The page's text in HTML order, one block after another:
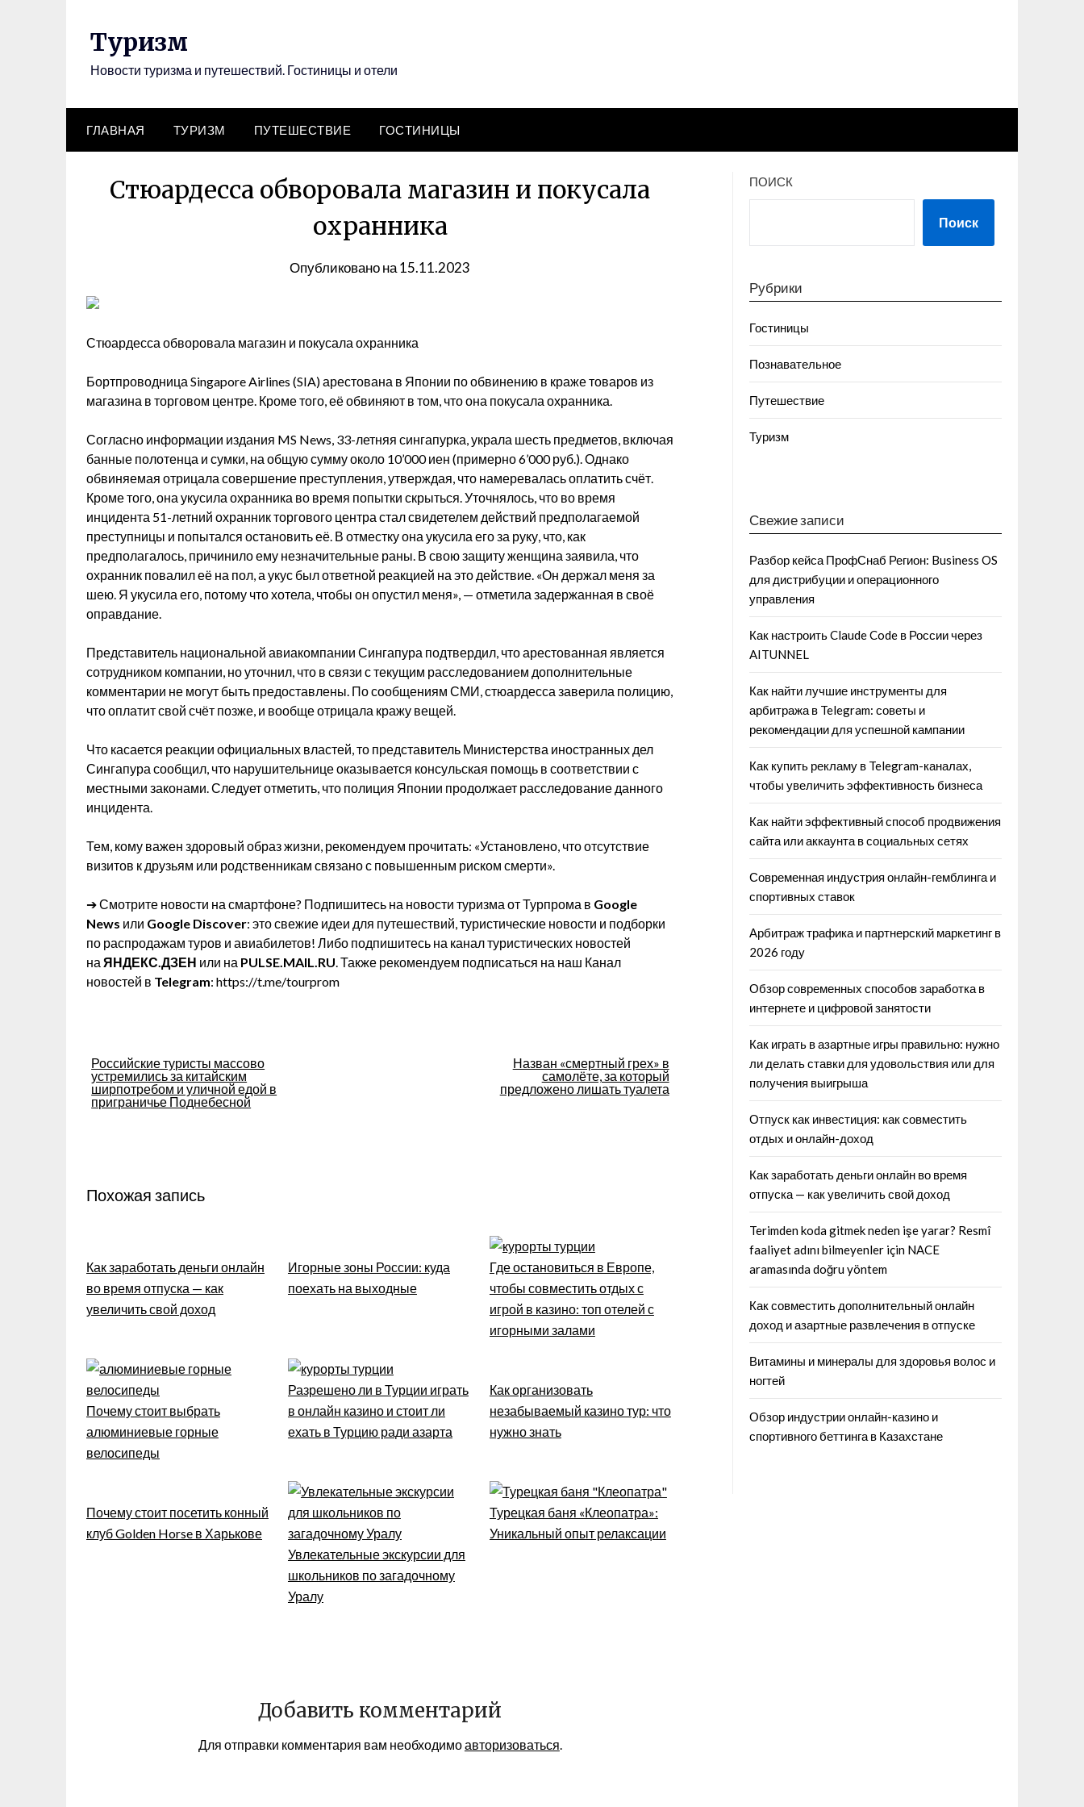
Туризм
Новости туризма и путешествий. Гостиницы и отели
ГЛАВНАЯ ТУРИЗМ ПУТЕШЕСТВИЕ ГОСТИНИЦЫ
Стюардесса обворовала магазин и покусала
охранника
Опубликовано на 15.11.2023
Стюардесса обворовала магазин и покусала охранника
Бортпроводница Singapore Airlines (SIA) арестована в Японии по обвинению в краже товаров из
магазина в торговом центре. Кроме того, её обвиняют в том, что она покусала охранника.
Согласно информации издания MS News, 33-летняя сингапурка, украла шесть предметов, включая
банные полотенца и сумки, на общую сумму около 10’000 иен (примерно 6’000 руб.). Однако
обвиняемая отрицала совершение преступления, утверждая, что намеревалась оплатить счёт.
Кроме того, она укусила охранника во время попытки скрыться. Уточнялось, что во время
инцидента 51-летний охранник торгового центра стал свидетелем действий предполагаемой
преступницы и попытался остановить её. В отместку она укусила его за руку, что, как
предполагалось, причинило ему незначительные раны. В свою защиту женщина заявила, что
охранник повалил её на пол, а укус был ответной реакцией на это действие. «Он держал меня за
шею. Я укусила его, потому что хотела, чтобы он опустил меня», — отметила задержанная в своё
оправдание.
Представитель национальной авиакомпании Сингапура подтвердил, что арестованная является
сотрудником компании, но уточнил, что в связи с текущим расследованием дополнительные
комментарии не могут быть предоставлены. По сообщениям СМИ, стюардесса заверила полицию,
что оплатит свой счёт позже, и вообще отрицала кражу вещей.
Что касается реакции официальных властей, то представитель Министерства иностранных дел
Сингапура сообщил, что нарушительнице оказывается консульская помощь в соответствии с
местными законами. Следует отметить, что полиция Японии продолжает расследование данного
инцидента.
Тем, кому важен здоровый образ жизни, рекомендуем прочитать: «Установлено, что отсутствие
визитов к друзьям или родственникам связано с повышенным риском смерти».
➔ Смотрите новости на смартфоне? Подпишитесь на новости туризма от Турпрома в Google
News или Google Discover: это свежие идеи для путешествий, туристические новости и подборки
по распродажам туров и авиабилетов! Либо подпишитесь на канал туристических новостей
на ЯНДЕКС.ДЗЕН или на PULSE.MAIL.RU. Также рекомендуем подписаться на наш Канал
новостей в Telegram: https://t.me/tourprom
записям
Российские туристы массово
устремились за китайским
ширпотребом и уличной едой в
приграничье Поднебесной
Назван «смертный грех» в
самолёте, за который
предложено лишать туалета
Похожая запись
Как заработать деньги онлайн
во время отпуска — как
увеличить свой доход
Игорные зоны России: куда
поехать на выходные
Где остановиться в Европе,
чтобы совместить отдых с
игрой в казино: топ отелей с
игорными залами
Почему стоит выбрать
алюминиевые горные
велосипеды
Разрешено ли в Турции играть
в онлайн казино и стоит ли
ехать в Турцию ради азарта
Как организовать
незабываемый казино тур: что
нужно знать
Почему стоит посетить конный
клуб Golden Horse в Харькове
Увлекательные экскурсии для
школьников по загадочному
Уралу
Турецкая баня «Клеопатра»:
Уникальный опыт релаксации
Добавить комментарий
Для отправки комментария вам необходимоавторизоваться
ПОИСК
Поиск
Рубрики
Гостиницы
Познавательное
Путешествие
Туризм
Свежие записи
Разбор кейса ПрофСнаб Регион: Business OS
для дистрибуции и операционного
управления
Как настроить Claude Code в России через
AITUNNEL
Как найти лучшие инструменты для
арбитража в Telegram: советы и
рекомендации для успешной кампании
Как купить рекламу в Telegram-каналах,
чтобы увеличить эффективность бизнеса
Как найти эффективный способ продвижения
сайта или аккаунта в социальных сетях
Современная индустрия онлайн-гемблинга и
спортивных ставок
Арбитраж трафика и партнерский маркетинг в
2026 году
Обзор современных способов заработка в
интернете и цифровой занятости
Как играть в азартные игры правильно: нужно
ли делать ставки для удовольствия или для
получения выигрыша
Отпуск как инвестиция: как совместить
отдых и онлайн-доход
Как заработать деньги онлайн во время
отпуска — как увеличить свой доход
Terimden koda gitmek neden işe yarar? Resmî
faaliyet adını bilmeyenler için NACE
aramasında doğru yöntem
Как совместить дополнительный онлайн
доход и азартные развлечения в отпуске
Витамины и минералы для здоровья волос и
ногтей
Обзор индустрии онлайн-казино и
спортивного беттинга в Казахстане